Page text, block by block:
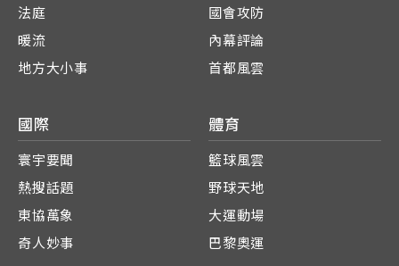
法庭
暖流
地方大小事
國會攻防
內幕評論
首都風雲
國際
寰宇要聞
熱搜話題
東協萬象
奇人妙事
體育
籃球風雲
野球天地
大運動場
巴黎奧運